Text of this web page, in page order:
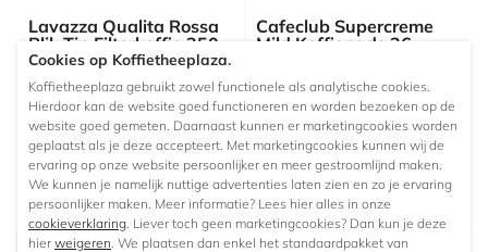
Lavazza Qualita Rossa
Blik Tin Filterkoffie 250
gram
250 gram filterkoffie
Vanaf €4,30
Niet op voorraad
Cafeclub Supercreme
Mild Koffiepads 36
36 koffiepads
Vanaf €3,47
Niet op voorraad
Cookies op Koffietheeplaza.
Koffietheeplaza gebruikt zowel functionele als analytische cookies.
Hierdoor kan de website goed functioneren en worden bezoeken op de
website goed gemeten. Daarnaast kunnen er marketingcookies worden
geplaatst als je deze accepteert. Met marketingcookies kunnen wij de
ervaring op onze website persoonlijker en meer gestroomlijnd maken.
We kunnen je namelijk nuttige advertenties laten zien en zo je ervaring
persoonlijker maken. Meer informatie? Lees hier alles in onze
cookieverklaring . Liever toch geen marketingcookies? Dan kun je deze
hier weigeren . We plaatsen dan enkel het standaardpakket van